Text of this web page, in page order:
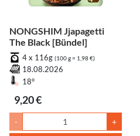
NONGSHIM Jjapagetti
The Black [Bündel]
4 x 116g (100 g = 1,98 €)
18.08.2026
18°
9,20 €
- +